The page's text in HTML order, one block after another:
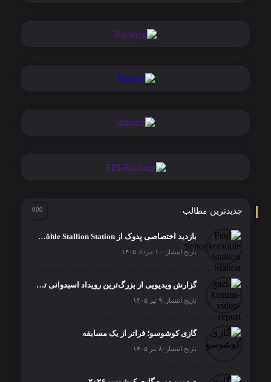
جدیدترین مطالب
بازدید اختصاصی پدوک از Paul Schockemöhle Stallion Station | بزرگ‌ترین مرکز پرورش اسب آلمان
تاریخ انتشار: ۱۰ مرداد ۱۴۰۵
گزارش ویدیویی از بزرگ‌ترین رویداد اسبدوانی ترکیه
تاریخ انتشار: ۹ تیر ۱۴۰۵
گازی کوشوسو؛ فراتر از یک مسابقه
تاریخ انتشار: ۸ تیر ۱۴۰۵